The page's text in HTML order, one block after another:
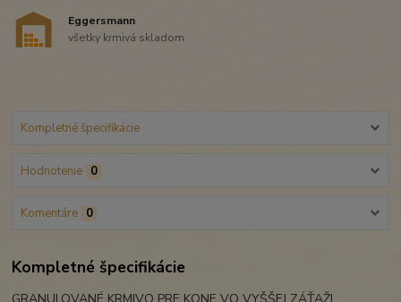
Eggersmann
všetky krmivá skladom
Kompletné špecifikácie
Hodnotenie 0
Komentáre 0
Kompletné špecifikácie